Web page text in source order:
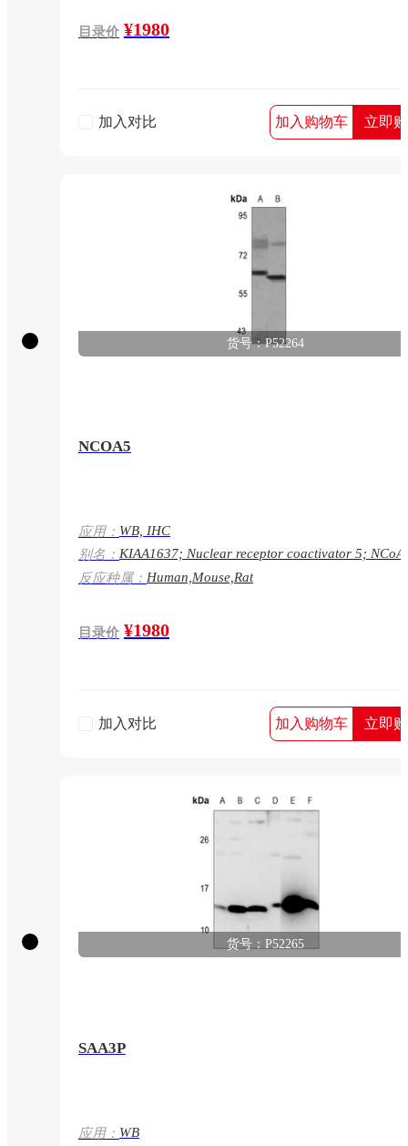
目录价 ¥1980
加入对比 加入购物车 立即
货号：P52264
NCOA5
应用： WB, IHC
别名： KIAA1637; Nuclear receptor coactivator 5;
Coactivator independent of AF-2; CIA;NCOA5
反应种属： Human,Mouse,Rat
目录价 ¥1980
加入对比 加入购物车 立即
货号：P52265
SAA3P
应用： WB